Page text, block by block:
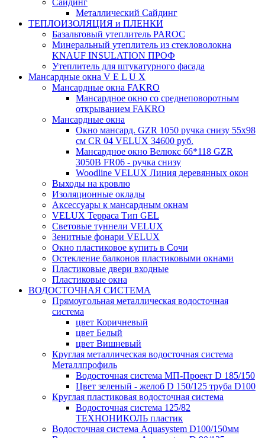
Сайдинг
Металлический Сайдинг
ТЕПЛОИЗОЛЯЦИЯ и ПЛЕНКИ
Базальтовый утеплитель PAROC
Минеральный утеплитель из стекловолокна
KNAUF INSULATION ПРОФ
Утеплитель для штукатурного фасада
Мансардные окна V E L U X
Мансардные окна FAKRO
Мансардное окно со среднеповоротным
открыванием FAKRO
Мансардные окна
Окно мансард. GZR 1050 ручка снизу 55х98
см CR 04 VELUX 34600 руб.
Мансардное окно Велюкс 66*118 GZR
3050B FR06 - ручка снизу
Woodline VELUX Линия деревянных окон
Выходы на кровлю
Изоляционные оклады
Аксессуары к мансардным окнам
VELUX Терраса Тип GEL
Световые туннели VELUX
Зенитные фонари VELUX
Окно пластиковое купить в Сочи
Остекление балконов пластиковыми окнами
Пластиковые двери входные
Пластиковые окна
ВОДОСТОЧНАЯ СИСТЕМА
Прямоугольная металлическая водосточная
система
цвет Коричневый
цвет Белый
цвет Вишневый
Круглая металлическая водосточная система
Металлпрофиль
Водосточная система МП-Проект D 185/150
Цвет зеленый - желоб D 150/125 труба D100
Круглая пластиковая водосточная система
Водосточная система 125/82
ТЕХНОНИКОЛЬ пластик
Водосточная система Aquasystem D100/150мм